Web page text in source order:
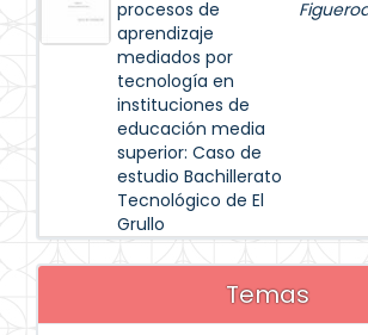
procesos de
aprendizaje
mediados por
tecnología en
instituciones de
educación media
superior: Caso de
estudio Bachillerato
Tecnológico de El
Grullo
Temas